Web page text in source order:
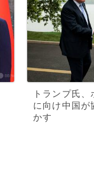
トランプ氏
に向け中国が
かす